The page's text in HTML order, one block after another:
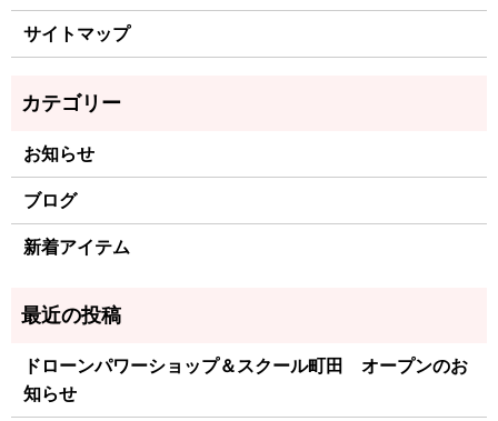
サイトマップ
お知らせ
ブログ
新着アイテム
ドローンパワーショップ＆スクール町田 オープンのお
知らせ